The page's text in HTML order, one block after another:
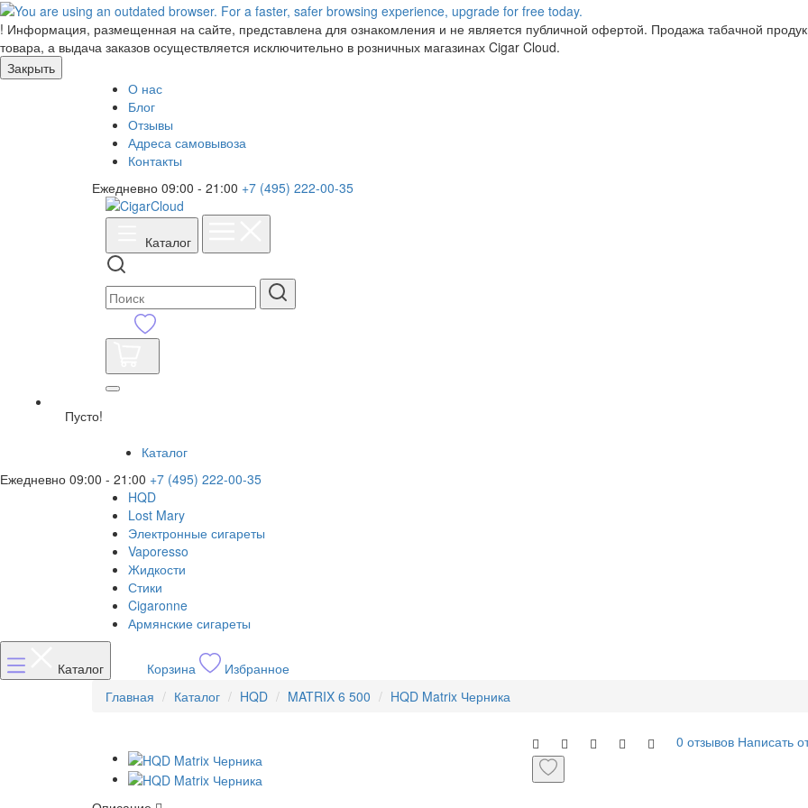
! Информация, размещенная на сайте, представлена для ознакомления и не является публичной офертой. Продажа табачной
товара, а выдача заказов осуществляется исключительно в розничных магазинах Cigar Cloud.
Закрыть
О нас
Блог
Отзывы
Адреса самовывоза
Контакты
Ежедневно 09:00 - 21:00 +7 (495) 222-00-35
Каталог
Пусто!
Каталог
Ежедневно 09:00 - 21:00 +7 (495) 222-00-35
HQD
Lost Mary
Электронные сигареты
Vaporesso
Жидкости
Стики
Cigaronne
Армянские сигареты
Каталог Корзина
Избранное
Главная
Каталог HQD MATRIX 6 500 HQD Matrix Черника
0 отзывов Написать